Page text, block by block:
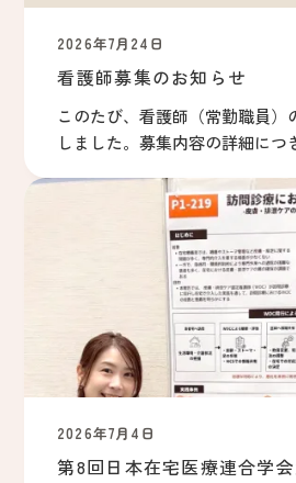
2026年7月24日
看護師募集のお知らせ
このたび、看護師（常勤職員）
しました。募集内容の詳細につ
2026年7月4日
第8回日本在宅医療連合学